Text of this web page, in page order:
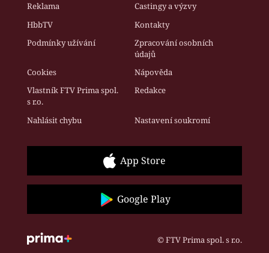
Reklama
Castingy a výzvy
HbbTV
Kontakty
Podmínky užívání
Zpracování osobních
údajů
Cookies
Nápověda
Vlastník FTV Prima spol.
s r.o.
Redakce
Nahlásit chybu Nastavení soukromí
App Store
Google Play
© FTV Prima spol. s r.o.